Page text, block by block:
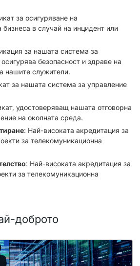
за осигуряване на
бизнеса в случай на инцидент или
за нашата система за
безопасност и здраве на
нашите служители.
за нашата система за управление
удостоверяващ нашата отговорна
на околната среда.
: Най-високата акредитация за
за телекомуникационна
: Най-високата акредитация за
за телекомуникационна
доброто